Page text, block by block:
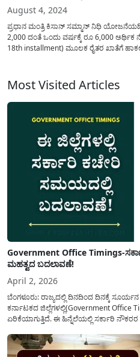
August 4, 2024
ಪ್ರಧಾನ ಮಂತ್ರಿ ಕಿಸಾನ್ ಸಮ್ಮಾನ್ ನಿಧಿ ಯೋಜನೆಯಡಿ
2,000 ದಂತೆ ಒಂದು ವರ್ಷಕ್ಕೆ ರೂ 6,000 ಅರ್ಥಿಕ
18th installment) ಮೂಲಕ ರೈತರ ಖಾತೆಗೆ
Most Visited Articles
Government Office Timings-
ಮಹತ್ವದ ಬದಲಾವಣೆ!
April 2, 2026
ಬೆಂಗಳೂರು: ರಾಜ್ಯದಲ್ಲಿ ದಿನದಿಂದ ದಿನಕ್ಕೆ ಸೂರ್ಯನ
ಕರ್ನಾಟಕದ ಜಿಲ್ಲೆಗಳಲ್ಲಿ(Government Office
ಏರಿಕೆಯಾಗುತ್ತಿದೆ. ಈ ಹಿನ್ನೆಲೆಯಲ್ಲಿ ಸರ್ಕಾರಿ
ಮತ್ತು ಕಲ್ಯಾಣ ಕರ್ನಾಟಕದ ಒಟ್ಟು 9 ಜಿಲ್ಲೆಗಳಲ್ಲಿ